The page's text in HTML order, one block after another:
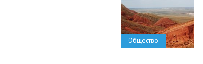
Общество